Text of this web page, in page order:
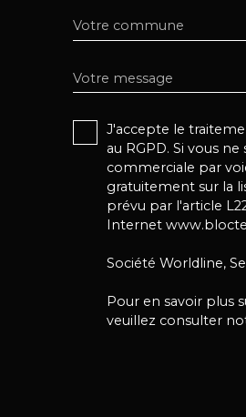
Votre commune
Votre message
J'accepte le
au RGPD. Si vous
commerciale par
gratuitement sur la
prévu par l'article
Internet
Société Worldline,
Pour en savoir plus
veuillez consulter